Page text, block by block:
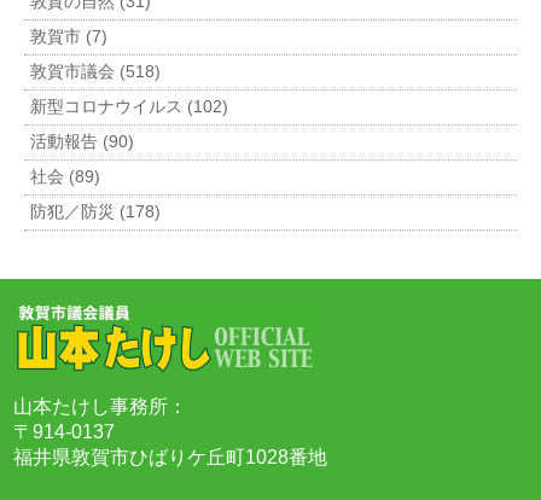
敦賀市 (7)
敦賀市議会 (518)
新型コロナウイルス (102)
活動報告 (90)
社会 (89)
防犯／防災 (178)
山本たけし事務所：
〒914-0137
福井県敦賀市ひばりケ丘町1028番地